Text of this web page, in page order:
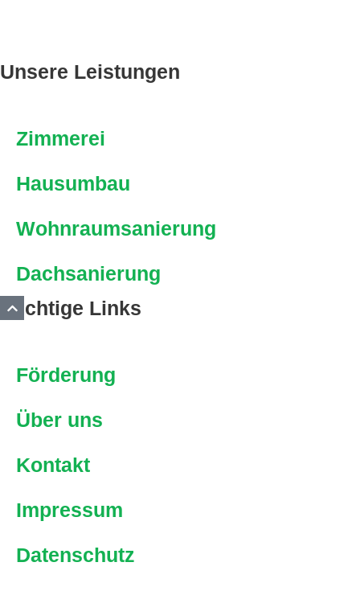
Unsere Leistungen
Zimmerei
Hausumbau
Wohnraumsanierung
Dachsanierung
Wichtige Links
Förderung
Über uns
Kontakt
Impressum
Datenschutz